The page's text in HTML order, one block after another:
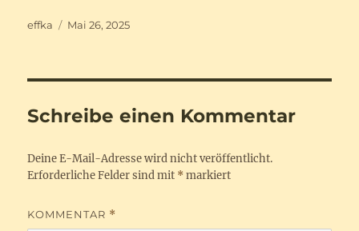
Autor
effka
Veröffentlicht
Mai 26, 2025
Schreibe einen Kommentar
Deine E-Mail-Adresse wird nicht veröffentlicht.
Erforderliche Felder sind mit * markiert
KOMMENTAR *